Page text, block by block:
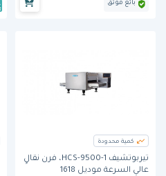
بائع موثق
كمية محدودة
تيربوتشيف HCS-9500-1، فرن نقالٍ
عالي السرعة موديل 1618